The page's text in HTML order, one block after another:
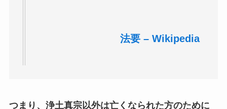
法要 – Wikipedia
つまり、浄土真宗以外は亡くなられた方のために